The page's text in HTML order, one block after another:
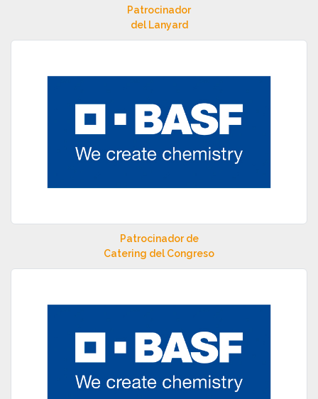
Patrocinador
del Lanyard
Patrocinador de
Catering del Congreso